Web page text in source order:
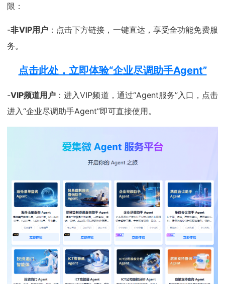
限：
-非VIP用户：点击下方链接，一键直达，享受全功能免费服
务。
点击此处，立即体验“企业尽调助手Agent”
-VIP频道用户 ：进入VIP频道，通过“Agent服务”入口，点击
进入“企业尽调助手Agent”即可直接使用。